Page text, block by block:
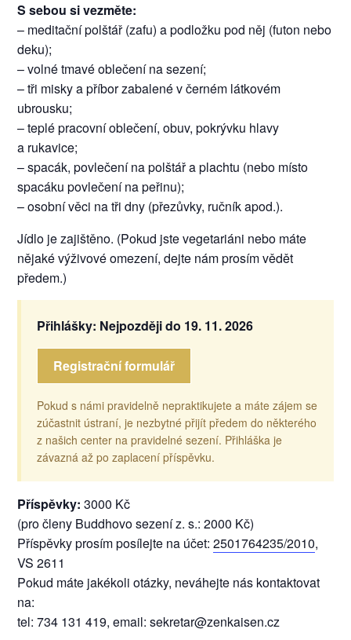
S sebou si vezměte:
– meditační polštář (zafu) a podložku pod něj (futon nebo
deku);
– volné tmavé oblečení na sezení;
– tři misky a příbor zabalené v černém látkovém
ubrousku;
– teplé pracovní oblečení, obuv, pokrývku hlavy
a rukavice;
– spacák, povlečení na polštář a plachtu (nebo místo
spacáku povlečení na peřinu);
– osobní věci na tři dny (přezůvky, ručník apod.).
Jídlo je zajištěno. (Pokud jste vegetariáni nebo máte
nějaké výživové omezení, dejte nám prosím vědět
předem.)
Přihlášky: Nejpozději do 19. 11. 2026
Registrační formulář
Pokud s námi pravidelně nepraktikujete a máte zájem se
zúčastnit ústraní, je nezbytné přijít předem do některého
z našich center na pravidelné sezení. Přihláška je
závazná až po zaplacení příspěvku.
Příspěvky: 3000 Kč
(pro členy Buddhovo sezení z. s.: 2000 Kč)
Příspěvky prosím posílejte na účet:2501764235/2010,
VS 2611
Pokud máte jakékoli otázky, neváhejte nás kontaktovat
na:
tel: 734 131 419, email: sekretar@zenkaisen.cz